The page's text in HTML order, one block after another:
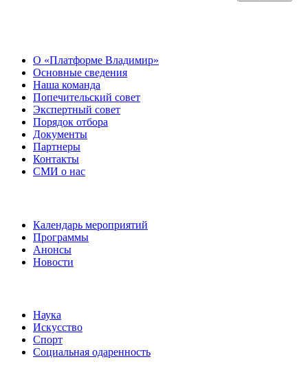
О «Платформе Владимир»
Основные сведения
Наша команда
Попечительский совет
Экспертный совет
Порядок отбора
Документы
Партнеры
Контакты
СМИ о нас
Календарь мероприятий
Программы
Анонсы
Новости
Наука
Искусство
Спорт
Социальная одаренность